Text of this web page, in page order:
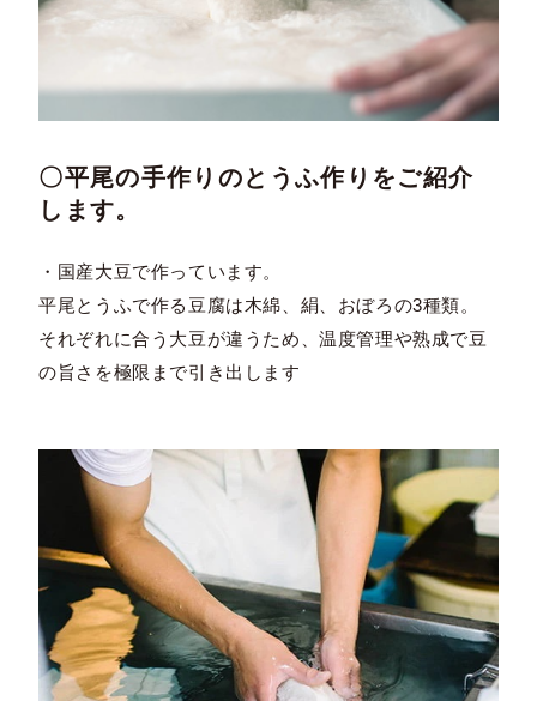
〇平尾の手作りのとうふ作りをご紹介
します。
・国産大豆で作っています。
平尾とうふで作る豆腐は木綿、絹、おぼろの3種類。
それぞれに合う大豆が違うため、温度管理や熟成で豆
の旨さを極限まで引き出します